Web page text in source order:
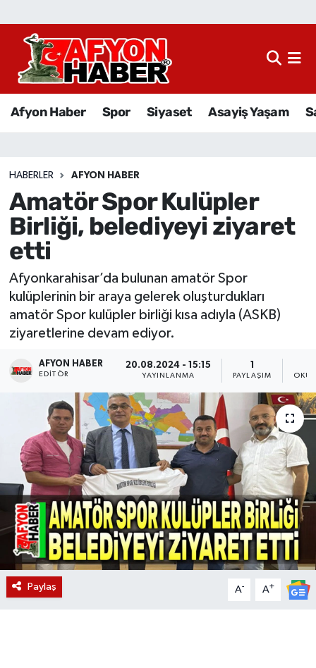
Afyon Haber Spor Siyaset Asayiş Yaşam
HABERLER AFYON HABER
Amatör Spor Kulüpler
Birliği, belediyeyi ziyaret
etti
Afyonkarahisar’da bulunan amatör Spor
kulüplerinin bir araya gelerek oluşturdukları
amatör Spor kulüpler birliği kısa adıyla (ASKB)
ziyaretlerine devam ediyor.
AFYON HABER
EDITÖR
20.08.2024 - 15:15
YAYINLANMA PAYLAŞIM
Paylaş A- A+
Afyon Haber
Sağlık
Eğitim
Ekonomi
Magazin
Etkinlikler